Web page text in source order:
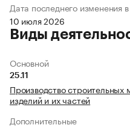
Дата последнего изменения
10 июля 2026
Виды
Основной
25.11
Производство строительных
изделий и их частей
Дополнительные